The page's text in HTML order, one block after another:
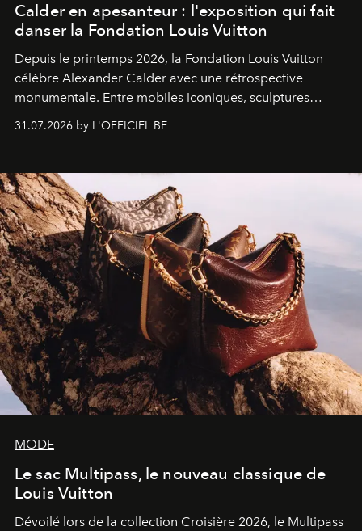
Calder en apesanteur : l'exposition qui fait
danser la Fondation Louis Vuitton
Depuis le printemps 2026, la Fondation Louis Vuitton
célèbre Alexander Calder avec une rétrospective
monumentale. Entre mobiles iconiques, sculptures
monumentales et poésie du mouvement, l'artiste
américain investit les espaces imaginés par Frank Gehry
sculpture.
31.07.2026 by L'OFFICIEL BE
MODE
Le sac Multipass, le nouveau classique de
Louis Vuitton
Dévoilé lors de la collection Croisière 2026, le Multipass